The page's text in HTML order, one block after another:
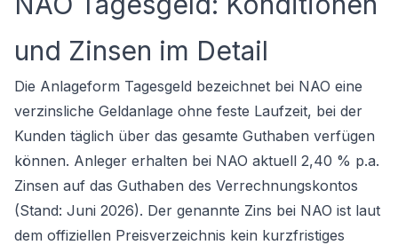
und Zinsen im Detail
Die Anlageform Tagesgeld bezeichnet bei NAO eine
verzinsliche Geldanlage ohne feste Laufzeit, bei der
Kunden täglich über das gesamte Guthaben verfügen
können. Anleger erhalten bei NAO aktuell 2,40 % p.a.
Zinsen auf das Guthaben des Verrechnungskontos
(Stand: Juni 2026). Der genannte Zins bei NAO ist laut
dem offiziellen Preisverzeichnis kein kurzfristiges